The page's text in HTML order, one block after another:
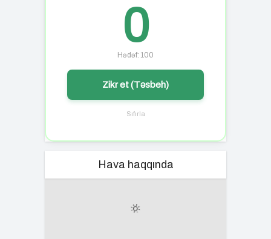
0
Hədəf: 100
Zikr et (Təsbeh)
Sıfırla
Hava haqqında